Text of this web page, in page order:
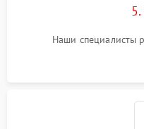
Наши специалисты